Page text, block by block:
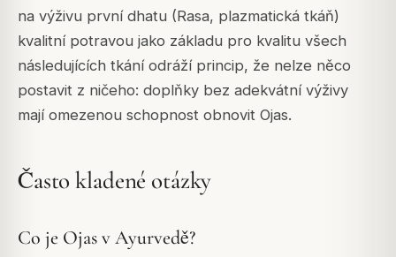
na výživu první dhatu (Rasa, plazmatická tkáň)
kvalitní potravou jako základu pro kvalitu všech
následujících tkání odráží princip, že nelze něco
postavit z ničeho: doplňky bez adekvátní výživy
mají omezenou schopnost obnovit Ojas.
Často kladené otázky
Co je Ojas v Ayurvedě?